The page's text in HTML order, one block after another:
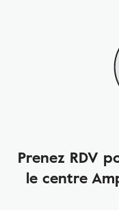
Prenez RDV
le centre